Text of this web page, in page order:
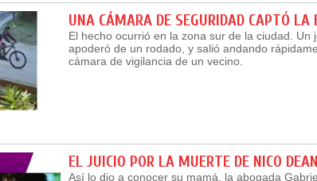
UNA CÁMARA DE SEGURIDAD CAPTÓ
El hecho ocurrió en la zona sur de la ciudad.
apoderó de un rodado, y salió andando
cámara de vigilancia de un vecino.
EL JUICIO POR LA MUERTE DE NICO
Así lo dio a conocer su mamá, la abogada